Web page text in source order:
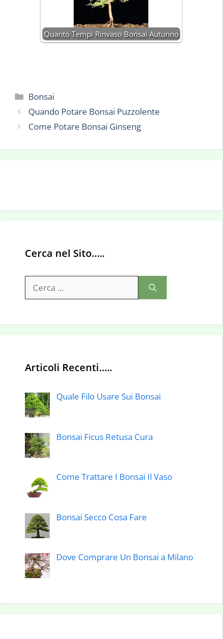
Quanto Tempi Rinvaso Bonsai Autunno
Categorie
Bonsai
Quando Potare Bonsai Puzzolente
Come Potare Bonsai Ginseng
Cerca nel Sito…..
per:
Articoli Recenti…..
Quale Filo Usare Sui Bonsai
Bonsai Ficus Retusa Cura
Come Trattare I Bonsai Il Vaso
Bonsai Secco Cosa Fare
Dove Comprare Un Bonsai a Milano